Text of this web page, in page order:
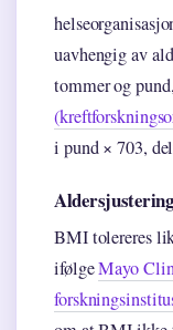
uavhengig av
tommer og
i pund × 703,
Aldersjustering
BMI tolereres
ifølgeMayo